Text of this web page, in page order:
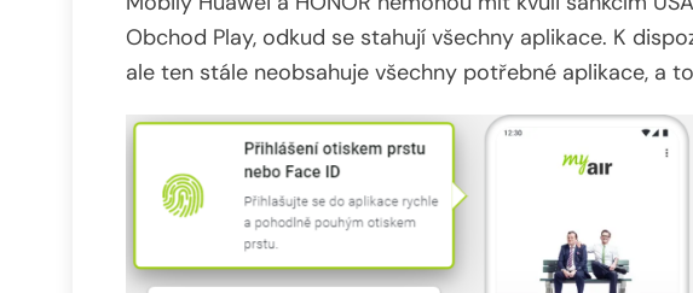
Obchod Play, odkud se stahují všechny aplikace. K
ale ten stále neobsahuje všechny potřebné aplikace, a